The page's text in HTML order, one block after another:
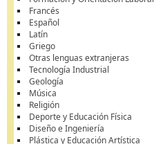
Francés
Español
Latín
Griego
Otras lenguas extranjeras
Tecnología Industrial
Geología
Música
Religión
Deporte y Educación Física
Diseño e Ingeniería
Plástica y Educación Artística